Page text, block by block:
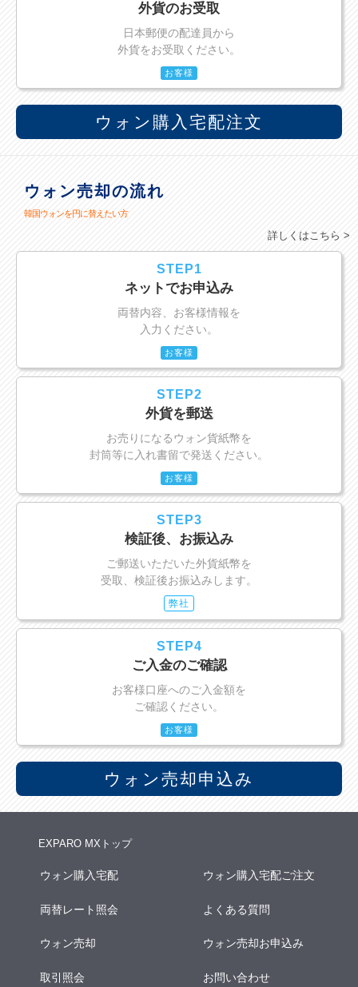
外貨のお受取
日本郵便の配達員から
外貨をお受取ください。
お客様
ウォン購入宅配注文
ウォン売却の流れ
韓国ウォンを円に替えたい方
詳しくはこちら >
STEP1
ネットでお申込み
両替内容、お客様情報を
入力ください。
お客様
STEP2
外貨を郵送
お売りになるウォン貨紙幣を
封筒等に入れ書留で発送ください。
お客様
STEP3
検証後、お振込み
ご郵送いただいた外貨紙幣を
受取、検証後お振込みします。
弊社
STEP4
ご入金のご確認
お客様口座へのご入金額を
ご確認ください。
お客様
ウォン売却申込み
EXPARO MXトップ
ウォン購入宅配 ウォン購入宅配ご注文
両替レート照会 よくある質問
ウォン売却 ウォン売却お申込み
取引照会 お問い合わせ